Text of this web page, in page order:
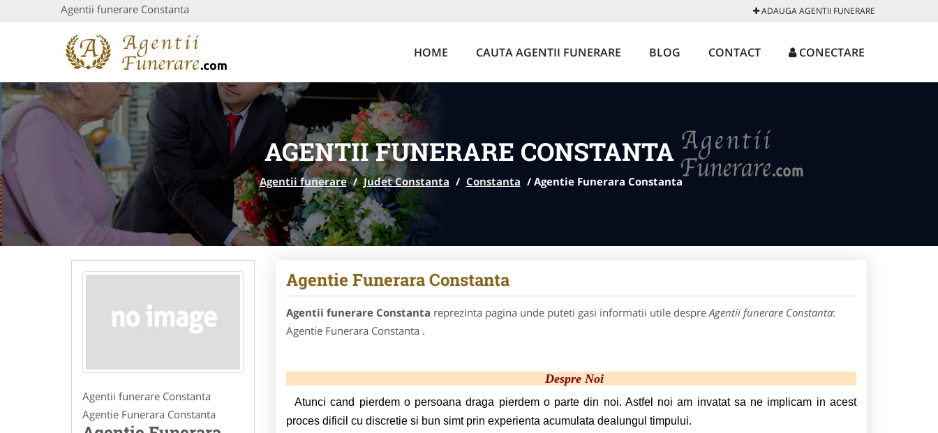
Agentii funerare Constanta ADAUGA AGENTII FUNERARE
HOME CAUTA AGENTII FUNERARE BLOG CONTACT CONECTARE
AGENTII FUNERARE CONSTANTA
Agentii funerare / Judet Constanta / Constanta / Agentie Funerara Constanta
Agentii funerare Constanta
Agentie Funerara Constanta
Agentie Funerara Constanta
Agentii funerare Constanta reprezinta pagina unde puteti gasi informatii utile despreAgentii funerare Constanta:
Agentie Funerara Constanta .
Despre Noi
Atunci cand pierdem o persoana draga pierdem o parte din noi. Astfel noi am invatat sa ne implicam in acest
proces dificil cu discretie si bun simt prin experienta acumulata dealungul timpului.